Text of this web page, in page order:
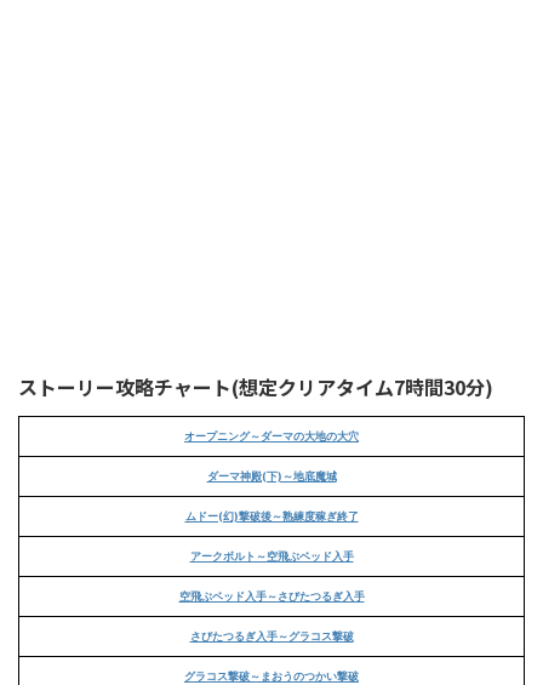
ストーリー攻略チャート(想定クリアタイム7時間30分)
オープニング～ダーマの大地の大穴
ダーマ神殿(下)～地底魔城
ムドー(幻)撃破後～熟練度稼ぎ終了
アークボルト～空飛ぶベッド入手
空飛ぶベッド入手～さびたつるぎ入手
さびたつるぎ入手～グラコス撃破
グラコス撃破～まおうのつかい撃破